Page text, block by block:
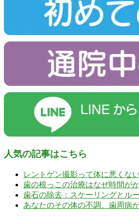
人気の記事はこちら
レントゲン撮影って体に悪くな
歯の根っこの治療はなぜ時間が
歯石の除去：スケーリングとル
あなたのその体の不調、歯周病